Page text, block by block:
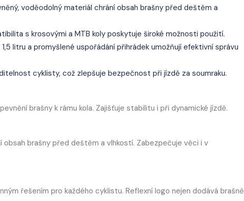
voděodolný materiál chrání obsah brašny před deštěm a
s krosovými a MTB koly poskytuje široké možnosti použití.
1,5 litru a promyšlené uspořádání přihrádek umožňují efektivní správu
cyklisty, což zlepšuje bezpečnost při jízdě za soumraku.
brašny k rámu kola. Zajišťuje stabilitu i při dynamické jízdě.
brašny před deštěm a vlhkostí. Zabezpečuje věci i v
řešením pro každého cyklistu. Reflexní logo nejen dodává brašně